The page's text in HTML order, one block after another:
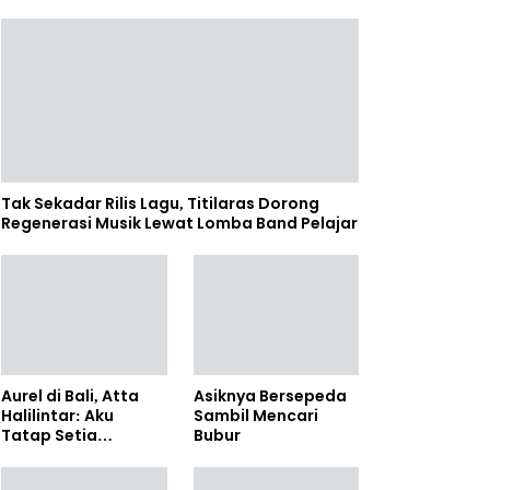
Tak Sekadar Rilis Lagu, Titilaras Dorong
Regenerasi Musik Lewat Lomba Band Pelajar
Aurel di Bali, Atta
Halilintar: Aku
Tatap Setia
Asiknya Bersepeda
Sambil Mencari
Bubur